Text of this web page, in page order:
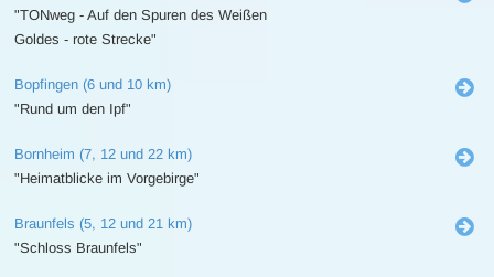
"TONweg - Auf den Spuren des Weißen
Goldes - rote Strecke"
Bopfingen (6 und 10 km)
"Rund um den Ipf"
Bornheim (7, 12 und 22 km)
"Heimatblicke im Vorgebirge"
Braunfels (5, 12 und 21 km)
"Schloss Braunfels"